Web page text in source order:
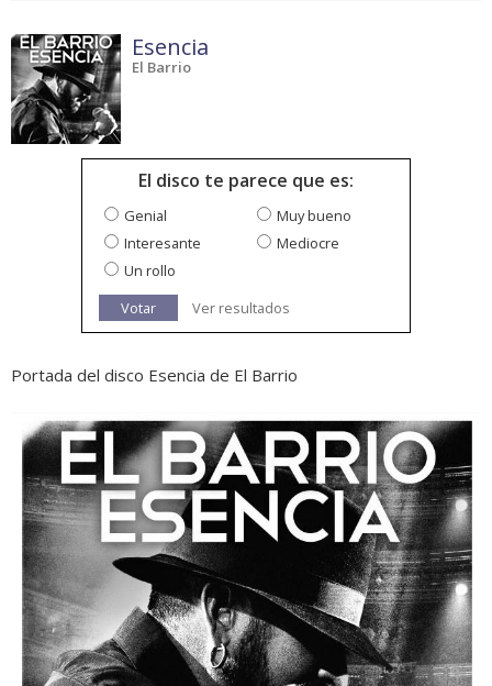
Esencia
El Barrio
El disco te parece que es:
Genial
Muy bueno
Interesante
Mediocre
Un rollo
Votar
Ver resultados
Portada del disco Esencia de El Barrio